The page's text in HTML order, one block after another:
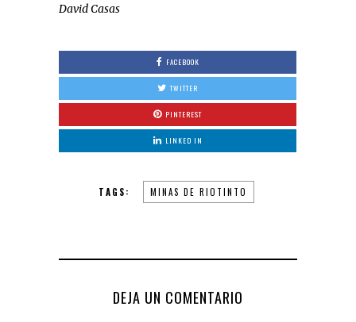
David Casas
FACEBOOK
TWITTER
PINTEREST
LINKED IN
TAGS: MINAS DE RIOTINTO
DEJA UN COMENTARIO